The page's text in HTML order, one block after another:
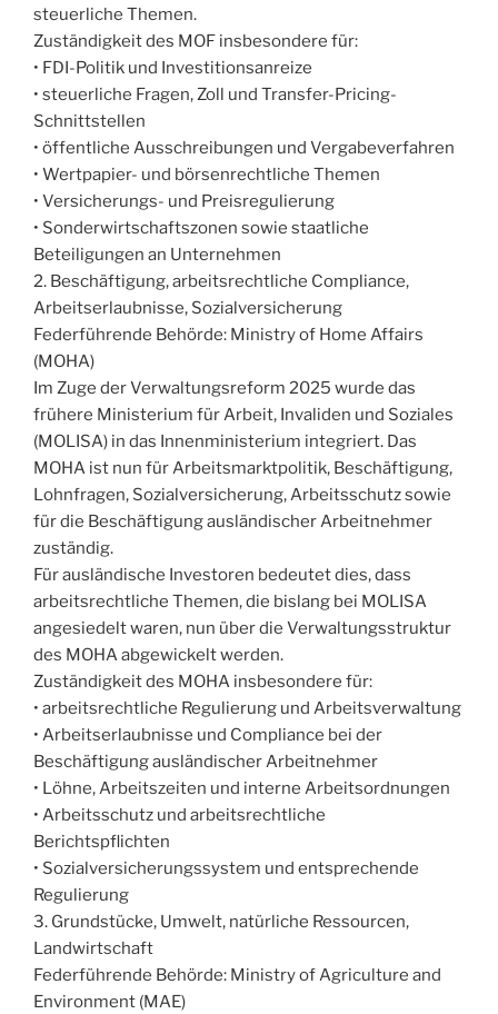
steuerliche Themen.
Zuständigkeit des MOF insbesondere für:
• FDI-Politik und Investitionsanreize
• steuerliche Fragen, Zoll und Transfer-Pricing-
Schnittstellen
• öffentliche Ausschreibungen und Vergabeverfahren
• Wertpapier- und börsenrechtliche Themen
• Versicherungs- und Preisregulierung
• Sonderwirtschaftszonen sowie staatliche
Beteiligungen an Unternehmen
2. Beschäftigung, arbeitsrechtliche Compliance,
Arbeitserlaubnisse, Sozialversicherung
Federführende Behörde: Ministry of Home Affairs
(MOHA)
Im Zuge der Verwaltungsreform 2025 wurde das
frühere Ministerium für Arbeit, Invaliden und Soziales
(MOLISA) in das Innenministerium integriert. Das
MOHA ist nun für Arbeitsmarktpolitik, Beschäftigung,
Lohnfragen, Sozialversicherung, Arbeitsschutz sowie
für die Beschäftigung ausländischer Arbeitnehmer
zuständig.
Für ausländische Investoren bedeutet dies, dass
arbeitsrechtliche Themen, die bislang bei MOLISA
angesiedelt waren, nun über die Verwaltungsstruktur
des MOHA abgewickelt werden.
Zuständigkeit des MOHA insbesondere für:
• arbeitsrechtliche Regulierung und Arbeitsverwaltung
• Arbeitserlaubnisse und Compliance bei der
Beschäftigung ausländischer Arbeitnehmer
• Löhne, Arbeitszeiten und interne Arbeitsordnungen
• Arbeitsschutz und arbeitsrechtliche
Berichtspflichten
• Sozialversicherungssystem und entsprechende
Regulierung
3. Grundstücke, Umwelt, natürliche Ressourcen,
Landwirtschaft
Federführende Behörde: Ministry of Agriculture and
Environment (MAE)